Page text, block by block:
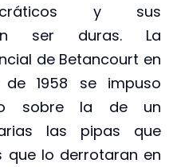
y sus
ser duras. La
de Betancourt en
1958 se impuso
sobre la de un
las pipas que
que lo derrotaran en